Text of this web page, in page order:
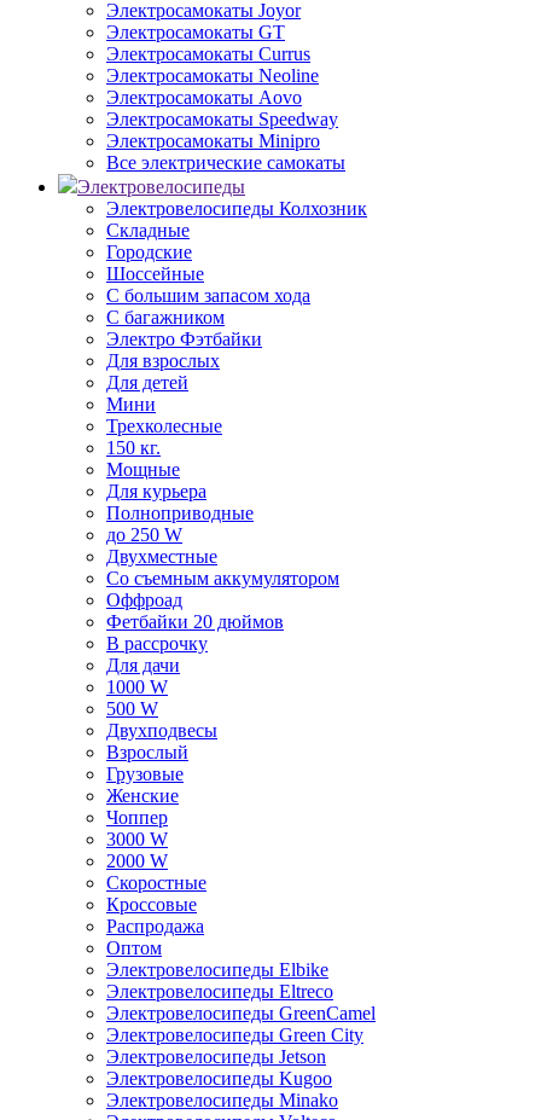
Электросамокаты Joyor
Электросамокаты GT
Электросамокаты Currus
Электросамокаты Neoline
Электросамокаты Aovo
Электросамокаты Speedway
Электросамокаты Minipro
Все электрические самокаты
Электровелосипеды
Электровелосипеды Колхозник
Складные
Городские
Шоссейные
С большим запасом хода
С багажником
Электро Фэтбайки
Для взрослых
Для детей
Мини
Трехколесные
150 кг.
Мощные
Для курьера
Полноприводные
до 250 W
Двухместные
Со съемным аккумулятором
Оффроад
Фетбайки 20 дюймов
В рассрочку
Для дачи
1000 W
500 W
Двухподвесы
Взрослый
Грузовые
Женские
Чоппер
3000 W
2000 W
Скоростные
Кроссовые
Распродажа
Оптом
Электровелосипеды Elbike
Электровелосипеды Eltreco
Электровелосипеды GreenCamel
Электровелосипеды Green City
Электровелосипеды Jetson
Электровелосипеды Kugoo
Электровелосипеды Minako